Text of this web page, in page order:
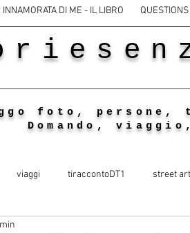
INNAMORATA DI ME - IL LIBRO QUESTIONS
foto, persone,
Domando,
viaggi tiraccontoDT1 street art